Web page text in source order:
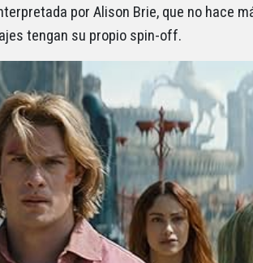
por Alison Brie, que no hace
tengan su propio spin-off.